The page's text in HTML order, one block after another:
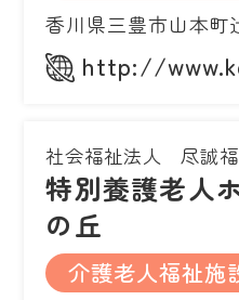
香川県三豊市山本町
http://
社会福祉法人 尽誠
特別養護老人
の丘
介護老人福祉施